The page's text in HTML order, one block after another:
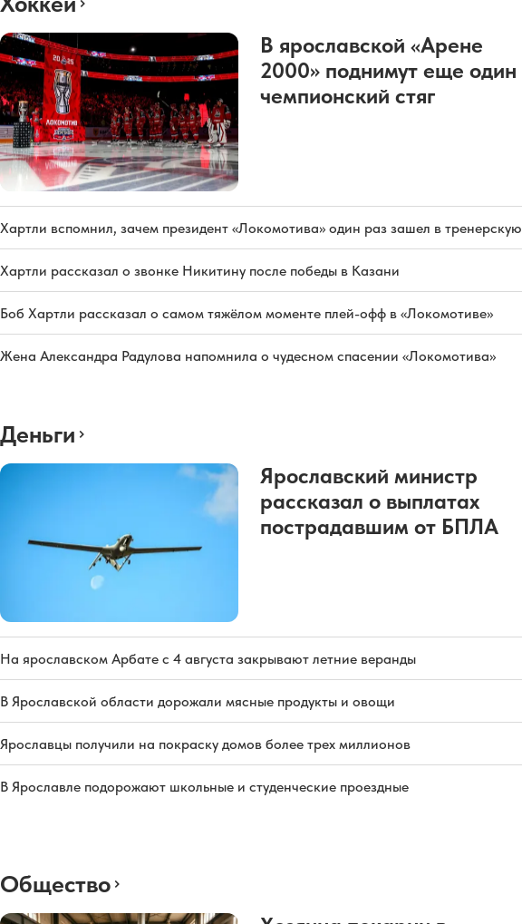
В ярославской «Арене
2000» поднимут еще один
чемпионский стяг
Хартли вспомнил, зачем президент «Локомотива» один раз зашел в тренерскую
Хартли рассказал о звонке Никитину после победы в Казани
Боб Хартли рассказал о самом тяжёлом моменте плей-офф в «Локомотиве»
Жена Александра Радулова напомнила о чудесном спасении «Локомотива»
Деньги
Ярославский министр
рассказал о выплатах
пострадавшим от БПЛА
На ярославском Арбате с 4 августа закрывают летние веранды
В Ярославской области дорожали мясные продукты и овощи
Ярославцы получили на покраску домов более трех миллионов
В Ярославле подорожают школьные и студенческие проездные
Общество